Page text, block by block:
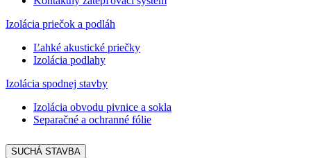
Izolácia priečok a podláh
Ľahké akustické priečky
Izolácia podlahy
Izolácia spodnej stavby
Izolácia obvodu pivnice a sokla
Separačné a ochranné fólie
SUCHÁ STAVBA